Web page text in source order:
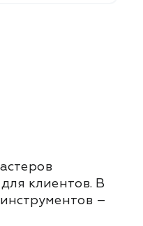
клиентов. В
–